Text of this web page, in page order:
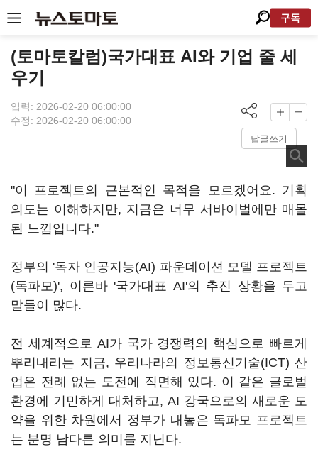
구독
(토마토칼럼)국가대표 AI와 기업 줄 세
우기
입력: 2026-02-20 06:00:00
수정: 2026-02-20 06:00:00
답글쓰기
"이 프로젝트의 근본적인 목적을 모르겠어요. 기획
의도는 이해하지만, 지금은 너무 서바이벌에만 매몰
된 느낌입니다."
정부의 '독자 인공지능(AI) 파운데이션 모델 프로젝트
(독파모)', 이른바 '국가대표 AI'의 추진 상황을 두고
말들이 많다.
전 세계적으로 AI가 국가 경쟁력의 핵심으로 빠르게
뿌리내리는 지금, 우리나라의 정보통신기술(ICT) 산
업은 전례 없는 도전에 직면해 있다. 이 같은 글로벌
환경에 기민하게 대처하고, AI 강국으로의 새로운 도
약을 위한 차원에서 정부가 내놓은 독파모 프로젝트
는 분명 남다른 의미를 지닌다.